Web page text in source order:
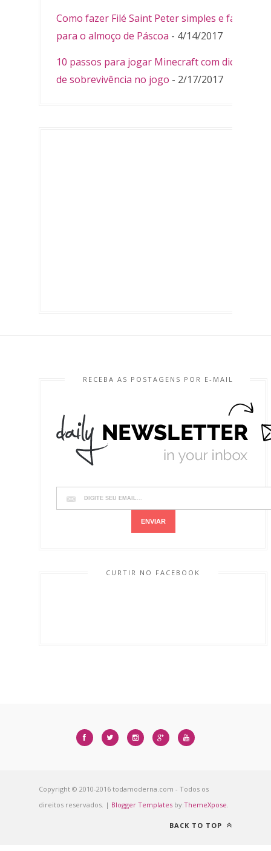
Como fazer Filé Saint Peter simples e fácil
para o almoço de Páscoa - 4/14/2017
10 passos para jogar Minecraft com dicas
de sobrevivência no jogo - 2/17/2017
RECEBA AS POSTAGENS POR E-MAIL
CURTIR NO FACEBOOK
Copyright © 2010-2016 todamoderna.com - Todos os
direitos reservados. | Blogger Templates by:ThemeXpose
BACK TO TOP